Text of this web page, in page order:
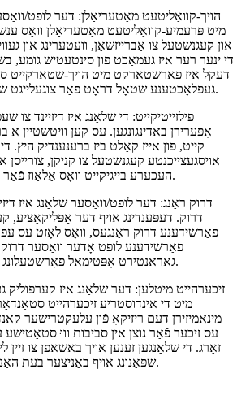
הויך-קוואַליטעט מאַטעריאַלן: דער לופט/
מיט פּרעמיע-קוואַליטעט מאַטעריאַלן וואָס
און קעגנשטעל צו אַברייזשאַן, וועטערינג און
די ינער רער איז געמאַכט פון סינטעטיש גומע,
דעקל איז פארשטארקט מיט הויך-שטאַרקייט
געפלאָכטענע שטאָל דראָט פֿאַר צוגעלייגט שטאַרקייט און געווער.
פילזײַטיקייט: די שלאַנג איז דיזיינד צו
אָפּערירן באדינגונגען. עס קען וויטשטיין
קייט, פון אייז קאַלט ביז ברענענדיק היץ.
אויסגעצייכנטע קעגנשטעל צו קניקן, צורייסן
העכערע בייגיקייט וואָס אַלאַוז פֿאַר גרינג מאַנוווראַביליטי.
דרוק ראַנג: דער לופט/וואַסער שלאַנג איז
דרוק. דעפּענדינג אויף דער אַפּליקאַציע,
פאַרשידענע דרוק ראַנגעס, וואָס לאָזט עס
פאַרשידענע לופט אָדער וואַסער
גאַראַנטירט אָפּטימאַל פאָרשטעלונג און לאַנגלעבעדיקייט.
זיכערהייט מיטלען: דער שלאַנג איז קערפֿוליק
מיט די אינדוסטריע זיכערהייט
מינאַמיזירן דעם ריזיקאָ פֿון עלעקטרישער
עס זיכער פֿאַר נוצן אין סביבות וווּ סטאַטישע
זאָרג. די שלאַנגען זענען אויך באשאפן צו זיין
שפּאַנונג אויף באַניצער בעת האַנדלינג און אָפּעראַציע.